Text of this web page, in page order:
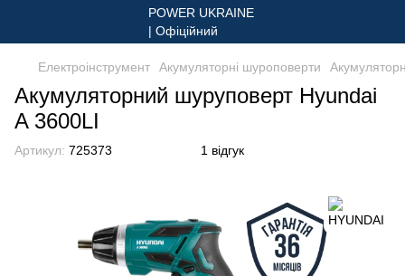
Електроінструмент Акумуляторні шуроповерти
Акумуляторний шуруповерт Hyundai
A 3600LI
Артикул: 725373 1 відгук